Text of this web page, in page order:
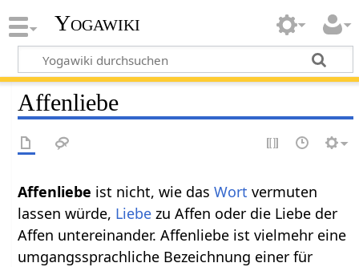
Yogawiki
Affenliebe
Affenliebe ist nicht, wie dasWort vermuten
lassen würde, Liebe zu Affen oder die Liebe der
Affen untereinander. Affenliebe ist vielmehr eine
umgangssprachliche Bezeichnung einer für